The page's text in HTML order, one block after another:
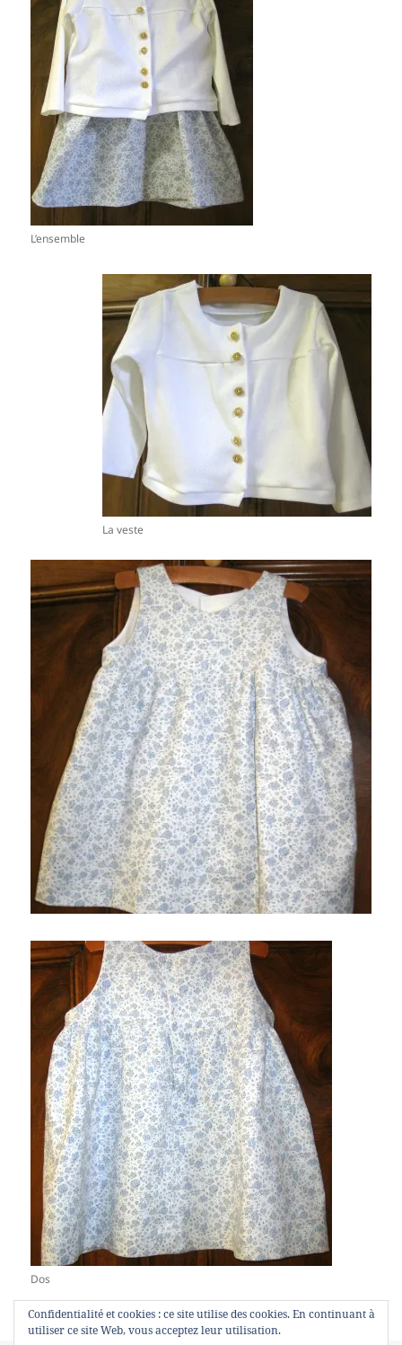
L’ensemble
La veste
Dos
Confidentialité et cookies : ce site utilise des cookies. En continuant à
utiliser ce site Web, vous acceptez leur utilisation.